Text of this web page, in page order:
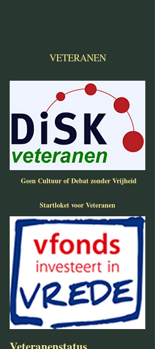
VETERANEN
Geen Cultuur of Debat zonder Vrijheid
Startloket voor Veteranen